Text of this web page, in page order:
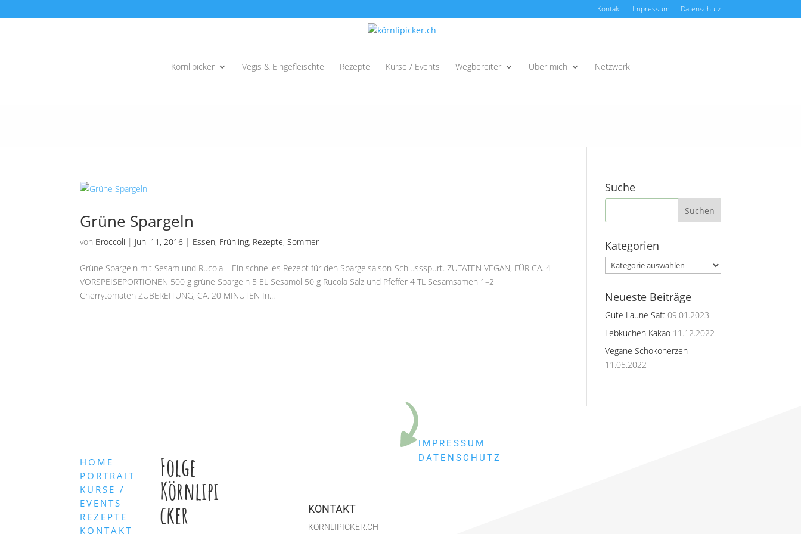
Kontakt Impressum Datenschutz
Körnlipicker Vegis & Eingefleischte Rezepte Kurse / Events Wegbereiter Über mich Netzwerk
Grüne Spargeln
von Broccoli | Juni 11, 2016 | Essen, Frühling, Rezepte,Sommer
Grüne Spargeln mit Sesam und Rucola – Ein schnelles Rezept für den Spargelsaison-Schlussspurt. ZUTATEN VEGAN, FÜR CA. 4
VORSPEISEPORTIONEN 500 g grüne Spargeln 5 EL Sesamöl 50 g Rucola Salz und Pfeffer 4 TL Sesamsamen 1–2
Cherrytomaten ZUBEREITUNG, CA. 20 MINUTEN In...
Suche
Kategorien
Kategorien
Neueste Beiträge
Gute Laune Saft 09.01.2023
Lebkuchen Kakao 11.12.2022
Vegane Schokoherzen
11.05.2022
HOME
PORTRAIT
KURSE /
EVENTS
REZEPTE
KONTAKT
Folge
Körnlipi
cker
IMPRESSUM
DATENSCHUTZ
KONTAKT
KÖRNLIPICKER.CH